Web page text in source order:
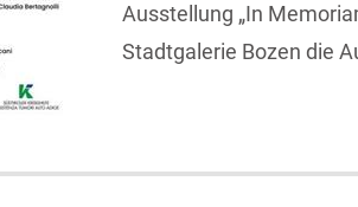
Ausstellung „In
Stadtgalerie Bozen die